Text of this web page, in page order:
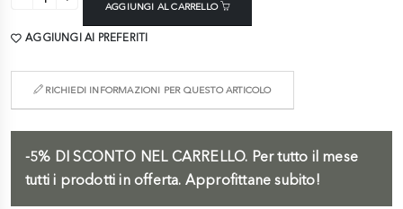
AGGIUNGI AL CARRELLO
AGGIUNGI AI PREFERITI
RICHIEDI INFORMAZIONI PER QUESTO ARTICOLO
-5% DI SCONTO NEL CARRELLO. Per tutto il mese
tutti i prodotti in offerta. Approfittane subito!